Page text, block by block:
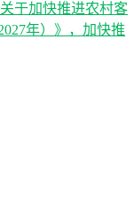
于加快推进农村客
年）》，加快推